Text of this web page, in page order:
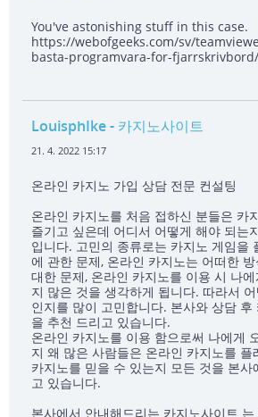
You've astonishing stuff in this case.
https://webofgeeks.com/sv/
basta-programvara-for-fjarrskrivbord/
LouisphIke- 카지노사이트
21. 4. 2022 15:17
온라인 카지노 가입 상담 전문 컨설팅
온라인 카지노를 처음 접하신 분들은 카
즐기고 싶은데 어디서 어떻게 해야 되는
입니다. 고민의 종류로는 카지노 게임을
에 관한 문제, 온라인 카지노는 어떠한
대한 문제, 온라인 카지노를 이용 시 나
지 많은 것을 생각하게 됩니다. 따라서
인지를 많이 고민합니다. 본사와 상담 후
을 추천 드리고 있습니다.
온라인 카지노를 이용 함으로써 나에게
지 왜 많은 사람들은 온라인 카지노를 플
카지노를 믿을 수 있는지 모든 것을 본사
고 있습니다.
본사에서 안내해드리는 카지노사이트